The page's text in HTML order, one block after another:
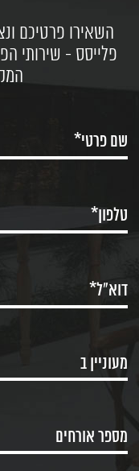
השאירו פרטיכם
פלייסס - שירותי